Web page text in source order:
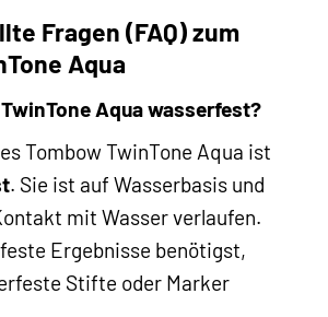
Fragen (FAQ) zum
Aqua
Aqua wasserfest?
Tombow TwinTone Aqua ist
. Sie ist auf Wasserbasis und
mit Wasser verlaufen.
Ergebnisse benötigst,
Stifte oder Marker